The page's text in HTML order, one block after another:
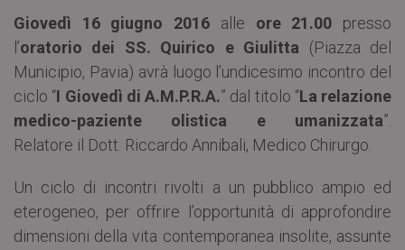
Giovedì 16 giugno 2016 alle ore 21.00 presso
l’oratorio dei SS. Quirico e Giulitta (Piazza del
Municipio, Pavia) avrà luogo l’undicesimo incontro del
ciclo “I Giovedì di A.M.P.R.A.” dal titolo “La relazione
medico-­paziente olistica e umanizzata”.
Relatore il Dott. Riccardo Annibali, Medico Chirurgo.
Un ciclo di incontri rivolti a un pubblico ampio ed
eterogeneo, per offrire l’opportunità di approfondire
dimensioni della vita contemporanea insolite, assunte